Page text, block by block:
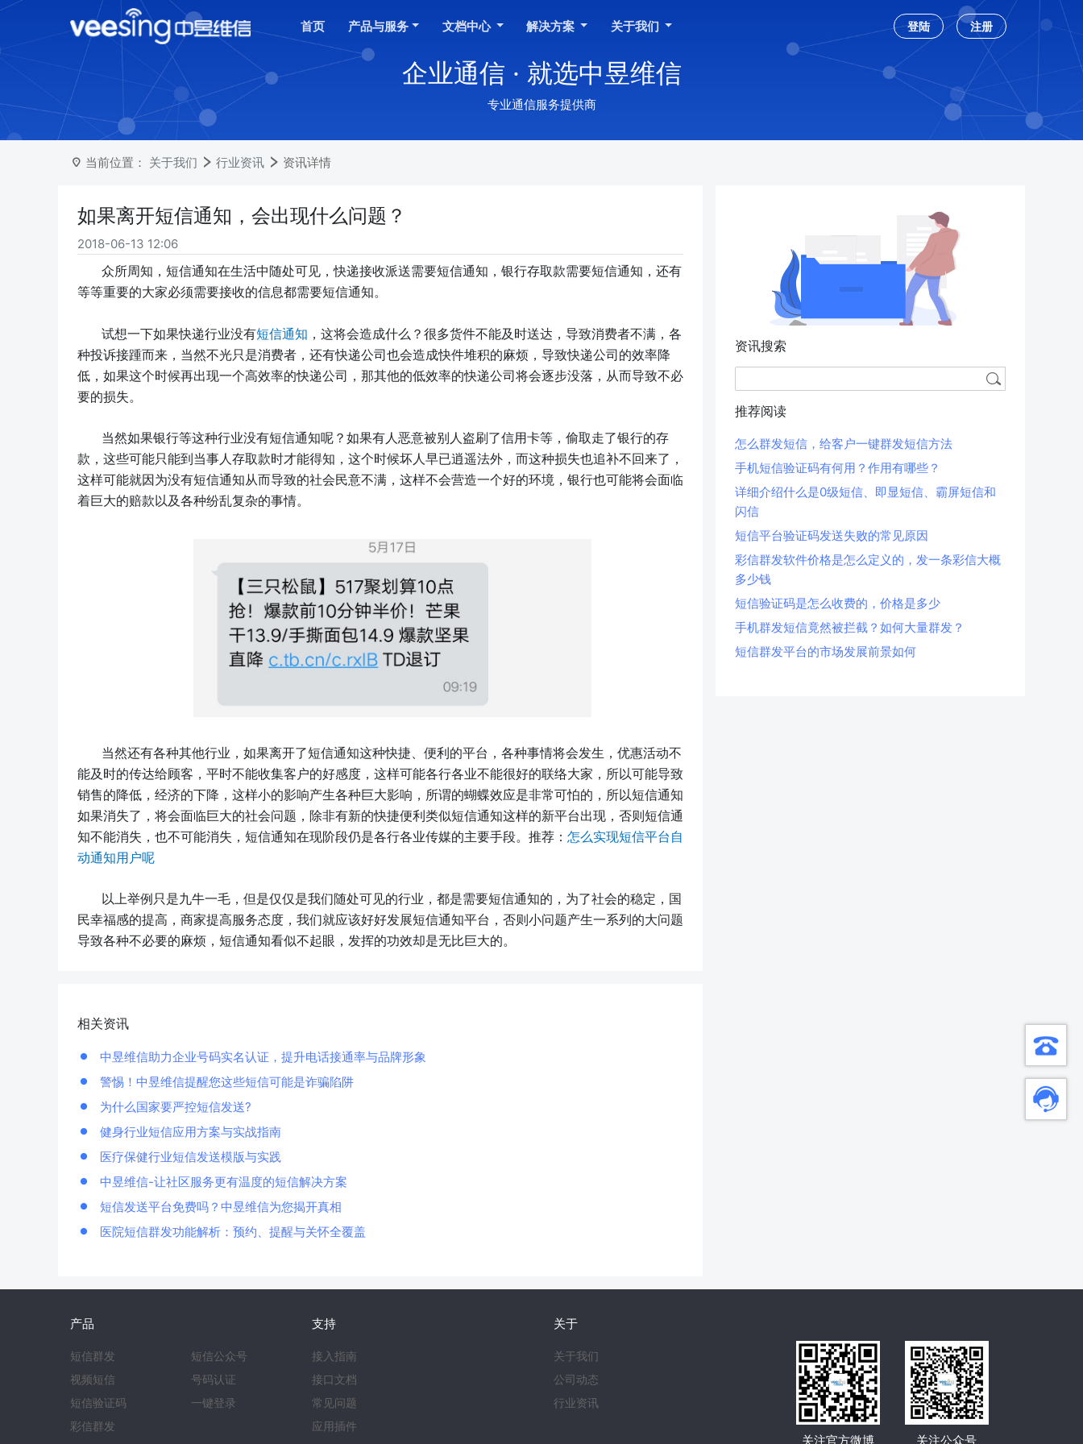
首页 产品与服务 文档中心 解决方案 关于我们 登陆 注册
企业通信 · 就选中昱维信
专业通信服务提供商
当前位置： 关于我们 行业资讯 资讯详情
如果离开短信通知，会出现什么问题？
2018-06-13 12:06
众所周知，短信通知在生活中随处可见，快递接收派送需要短信通知，银行存取款需要短信通知，还有
等等重要的大家必须需要接收的信息都需要短信通知。
试想一下如果快递行业没有短信通知 ，这将会造成什么？很多货件不能及时送达，导致消费者不满，各
种投诉接踵而来，当然不光只是消费者，还有快递公司也会造成快件堆积的麻烦，导致快递公司的效率降
低，如果这个时候再出现一个高效率的快递公司，那其他的低效率的快递公司将会逐步没落，从而导致不必
要的损失。
当然如果银行等这种行业没有短信通知呢？如果有人恶意被别人盗刷了信用卡等，偷取走了银行的存
款，这些可能只能到当事人存取款时才能得知，这个时候坏人早已逍遥法外，而这种损失也追补不回来了，
这样可能就因为没有短信通知从而导致的社会民意不满，这样不会营造一个好的环境，银行也可能将会面临
着巨大的赔款以及各种纷乱复杂的事情。
当然还有各种其他行业，如果离开了短信通知这种快捷、便利的平台，各种事情将会发生，优惠活动不
能及时的传达给顾客，平时不能收集客户的好感度，这样可能各行各业不能很好的联络大家，所以可能导致
销售的降低，经济的下降，这样小的影响产生各种巨大影响，所谓的蝴蝶效应是非常可怕的，所以短信通知
如果消失了，将会面临巨大的社会问题，除非有新的快捷便利类似短信通知这样的新平台出现，否则短信通
知不能消失，也不可能消失，短信通知在现阶段仍是各行各业传媒的主要手段。推荐： 怎么实现短信平台自
动通知用户呢
以上举例只是九牛一毛，但是仅仅是我们随处可见的行业，都是需要短信通知的，为了社会的稳定，国
民幸福感的提高，商家提高服务态度，我们就应该好好发展短信通知平台，否则小问题产生一系列的大问题
导致各种不必要的麻烦，短信通知看似不起眼，发挥的功效却是无比巨大的。
相关资讯
中昱维信助力企业号码实名认证，提升电话接通率与品牌形象
警惕！中昱维信提醒您这些短信可能是诈骗陷阱
为什么国家要严控短信发送?
健身行业短信应用方案与实战指南
医疗保健行业短信发送模版与实践
中昱维信-让社区服务更有温度的短信解决方案
短信发送平台免费吗？中昱维信为您揭开真相
医院短信群发功能解析：预约、提醒与关怀全覆盖
资讯搜索
推荐阅读
怎么群发短信，给客户一键群发短信方法
手机短信验证码有何用？作用有哪些？
详细介绍什么是0级短信、即显短信、霸屏短信和
闪信
短信平台验证码发送失败的常见原因
彩信群发软件价格是怎么定义的，发一条彩信大概
多少钱
短信验证码是怎么收费的，价格是多少
手机群发短信竟然被拦截？如何大量群发？
短信群发平台的市场发展前景如何
产品
短信群发
视频短信
短信验证码
彩信群发
短信公众号
号码认证
一键登录
支持
接入指南
接口文档
常见问题
应用插件
关于
关于我们
公司动态
行业资讯
关注官方微博 关注公众号